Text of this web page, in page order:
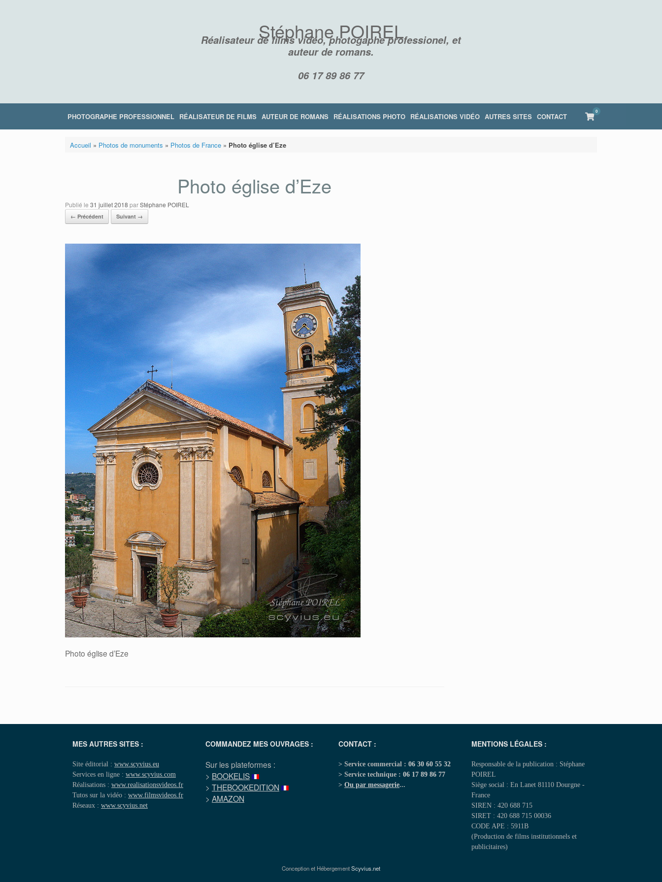
Stéphane POIREL
Réalisateur de films vidéo, photogaphe professionel, et
auteur de romans.
06 17 89 86 77
PHOTOGRAPHE PROFESSIONNEL RÉALISATEUR DE FILMS AUTEUR DE ROMANS RÉALISATIONS PHOTO RÉALISATIONS VIDÉO AUTRES SITES CONTACT View
shopping
cart
0
Accueil » Photos de monuments » Photos de France» Photo église d’Eze
Photo église d’Eze
Publié le 31 juillet 2018 parStéphane POIREL
← Précédent Suivant →
Photo église d’Eze
MES AUTRES SITES :
Site éditorial : www.scyvius.eu
Services en ligne : www.scyvius.com
Réalisations : www.realisationsvideos.fr
Tutos sur la vidéo : www.filmsvideos.fr
Réseaux : www.scyvius.net
COMMANDEZ MES OUVRAGES :
Sur les plateformes :
> BOOKELIS
> THEBOOKEDITION
> AMAZON
CONTACT :
> Service commercial : 06 30 60 55 32
> Service technique : 06 17 89 86 77
> Ou par messagerie...
MENTIONS LÉGALES :
Responsable de la publication : Stéphane
POIREL
Siège social : En Lanet 81110 Dourgne -
France
SIREN : 420 688 715
SIRET : 420 688 715 00036
CODE APE : 5911B
(Production de films institutionnels et
publicitaires)
Conception et HébergementScyvius.net